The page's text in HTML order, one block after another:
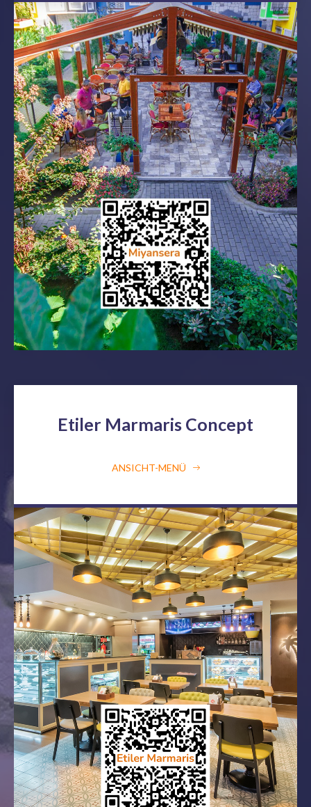
Etiler Marmaris Concept
ANSICHT-MENÜ